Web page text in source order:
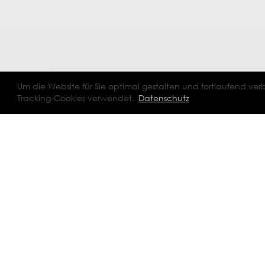
Um die Website für Sie optimal gestalten und fortlaufend
Tracking-Cookies verwendet. Datenschutz